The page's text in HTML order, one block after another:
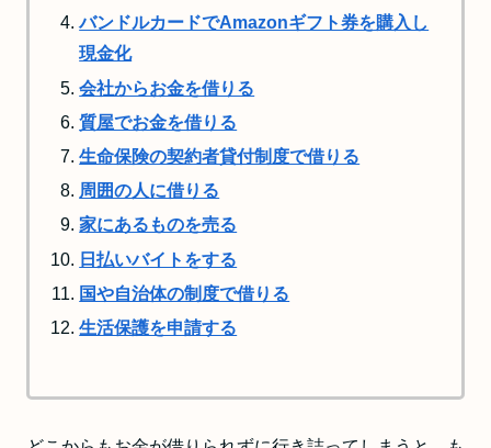
バンドルカードでAmazonギフト券を購入し
現金化
会社からお金を借りる
質屋でお金を借りる
生命保険の契約者貸付制度で借りる
周囲の人に借りる
家にあるものを売る
日払いバイトをする
国や自治体の制度で借りる
生活保護を申請する